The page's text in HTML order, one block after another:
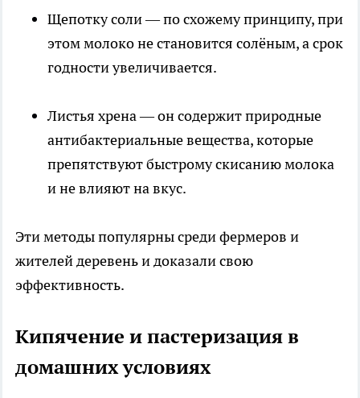
Щепотку соли — по схожему принципу, при
этом молоко не становится солёным, а срок
годности увеличивается.
Листья хрена — он содержит природные
антибактериальные вещества, которые
препятствуют быстрому скисанию молока
и не влияют на вкус.
Эти методы популярны среди фермеров и
жителей деревень и доказали свою
эффективность.
Кипячение и пастеризация в
домашних условиях